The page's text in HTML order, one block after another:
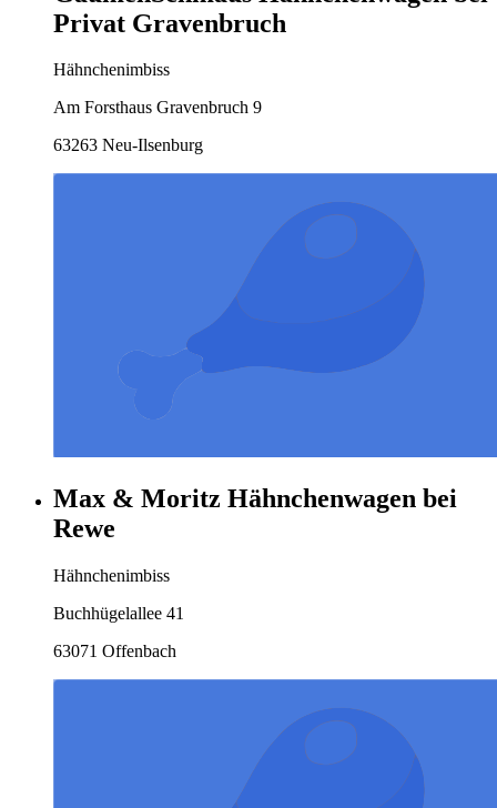
Privat Gravenbruch
Hähnchenimbiss
Am Forsthaus Gravenbruch 9
63263 Neu-Ilsenburg
Max & Moritz Hähnchenwagen bei
Rewe
Hähnchenimbiss
Buchhügelallee 41
63071 Offenbach